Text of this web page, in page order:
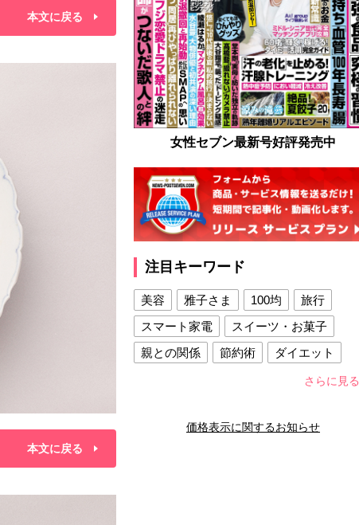
本文に戻る
本文に戻る
女性セブン最新号好評発売中
注目キーワード
美容 雅子さま 100均
旅行
スマート家電
スイーツ・お菓子
親との関係
節約術
ダイエット
夫との関係
新津春子 どか食い
さらに見る
価格表示に関するお知らせ